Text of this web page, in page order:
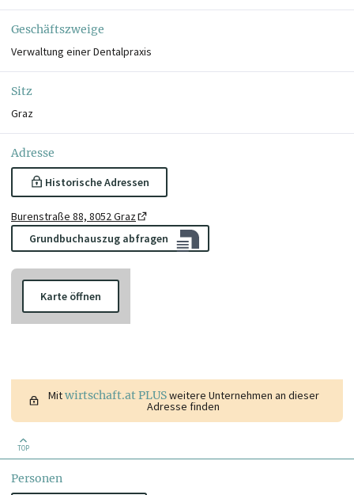
Geschäftszweige
Verwaltung einer Dentalpraxis
Sitz
Graz
Adresse
Historische Adressen
Burenstraße 88, 8052 Graz
Grundbuchauszug abfragen
Karte öffnen
Mitwirtschaft.at PLUSweitere Unternehmen an dieser
Adresse finden
TOP
Personen